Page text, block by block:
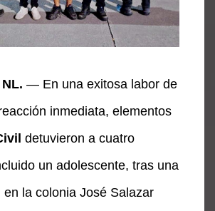
— En una exitosa labor de
inmediata, elementos
detuvieron a cuatro
un adolescente, tras una
en la colonia José Salazar